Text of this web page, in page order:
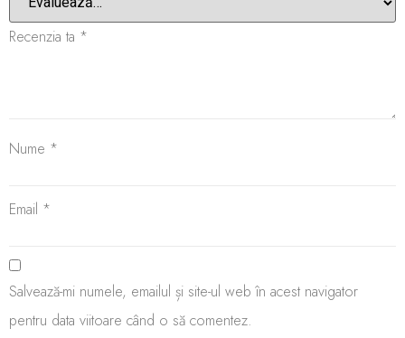
Recenzia ta *
Nume *
Email *
Salvează-mi numele, emailul și site-ul web în acest navigator
pentru data viitoare când o să comentez.